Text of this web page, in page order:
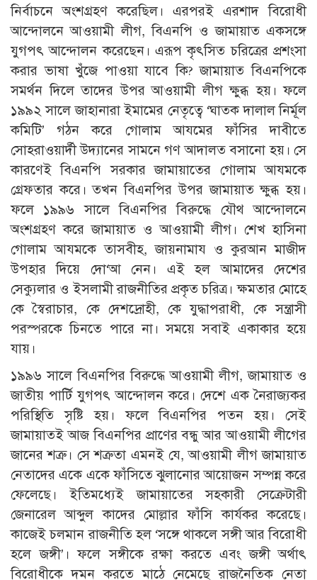
নির্বাচনে অংশগ্রহণ করেছিল। এরপরই এরশাদ বিরোধী
আন্দোলনে আওয়ামী লীগ, বিএনপি ও জামায়াত একসঙ্গে
যুগপৎ আন্দোলন করেছেন। এরূপ কৃৎসিত চরিত্রের প্রশংসা
করার ভাষা খুঁজে পাওয়া যাবে কি? জামায়াত বিএনপিকে
সমর্থন দিলে তাদের উপর আওয়ামী লীগ ক্ষুব্ধ হয়। ফলে
১৯৯২ সালে জাহানারা ইমামের নেতৃত্বে ‘ঘাতক দালাল নির্মূল
কমিটি’ গঠন করে গোলাম আযমের ফাঁসির দাবীতে
সোহরাওয়ার্দী উদ্যানের সামনে গণ আদালত বসানো হয়। সে
কারণেই বিএনপি সরকার জামায়াতের গোলাম আযমকে
গ্রেফতার করে। তখন বিএনপির উপর জামায়াত ক্ষুব্ধ হয়।
ফলে ১৯৯৬ সালে বিএনপির বিরুদ্ধে যৌথ আন্দোলনে
অংশগ্রহণ করে জামায়াত ও আওয়ামী লীগ। শেখ হাসিনা
গোলাম আযমকে তাসবীহ, জায়নামায ও কুরআন মাজীদ
উপহার দিয়ে দো‘আ নেন। এই হল আমাদের দেশের
সেক্যুলার ও ইসলামী রাজনীতির প্রকৃত চরিত্র। ক্ষমতার মোহে
কে স্বৈরাচার, কে দেশদ্রোহী, কে যুদ্ধাপরাধী, কে সন্ত্রাসী
পরস্পরকে চিনতে পারে না। সময়ে সবাই একাকার হয়ে
যায়।
১৯৯৬ সালে বিএনপির বিরুদ্ধে আওয়ামী লীগ, জামায়াত ও
জাতীয় পার্টি যুগপৎ আন্দোলন করে। দেশে এক নৈরাজ্যকর
পরিস্থিতি সৃষ্টি হয়। ফলে বিএনপির পতন হয়। সেই
জামায়াতই আজ বিএনপির প্রাণের বন্ধু আর আওয়ামী লীগের
জানের শত্রু। সে শত্রুতা এমনই যে, আওয়ামী লীগ জামায়াত
নেতাদের একে একে ফাঁসিতে ঝুলানোর আয়োজন সম্পন্ন করে
ফেলেছে। ইতিমধ্যেই জামায়াতের সহকারী সেক্রেটারী
জেনারেল আব্দুল কাদের মোল্লার ফাঁসি কার্যকর করেছে।
কাজেই চলমান রাজনীতি হল ‘সঙ্গে থাকলে সঙ্গী আর বিরোধী
হলে জঙ্গী’। ফলে সঙ্গীকে রক্ষা করতে এবং জঙ্গী অর্থাৎ
বিরোধীকে দমন করতে মাঠে নেমেছে রাজনৈতিক নেতা